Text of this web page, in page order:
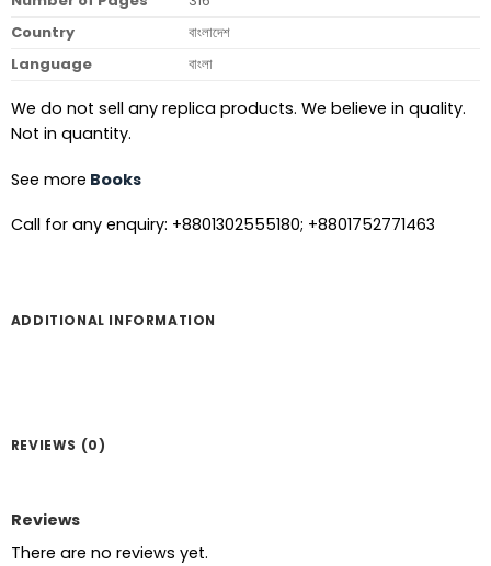
Country
বাংলাদেশ
Language
বাংলা
We do not sell any replica products. We believe in quality.
Not in quantity.
See more Books
Call for any enquiry: +8801302555180; +8801752771463
ADDITIONAL INFORMATION
REVIEWS (0)
Reviews
There are no reviews yet.